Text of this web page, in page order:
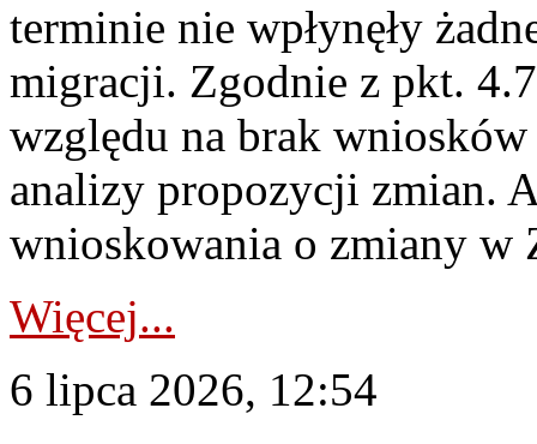
terminie nie wpłynęły
migracji. Zgodnie z pkt.
względu na brak
analizy propozycji zmian.
wnioskowania o zmiany w
Więcej...
6 lipca 2026, 12:54